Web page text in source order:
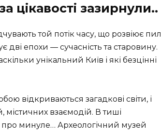
цікавості зазирнули..
той потік часу, що розвіює пил
дві епохи — сучасність та старовину.
унікальний Київ і які безцінні
відкриваються загадкові світи, і
взаємодій. В тиші
минуле… Археологічний музей